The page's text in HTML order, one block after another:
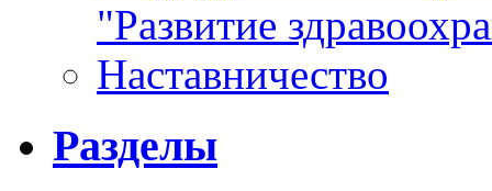
"Развитие
Наставничество
Разделы